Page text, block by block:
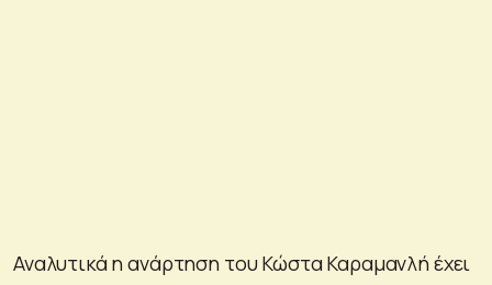
Αναλυτικά η ανάρτηση του Κώστα Καραμανλή έχει